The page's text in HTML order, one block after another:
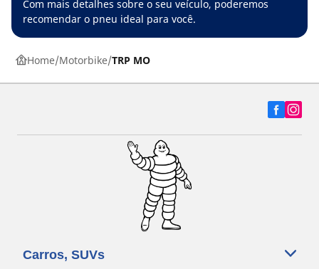
Com mais detalhes sobre o seu veículo, poderemos
recomendar o pneu ideal para você.
Home Motorbike TRP MO
Carros, SUVs